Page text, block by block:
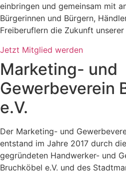
einbringen und gemeinsam mit
Bürgerinnen und Bürgern,
Freiberuflern die Zukunft
Jetzt Mitglied werden
Marketing- und
Gewerbeverein
e.V.
Der Marketing- und
entstand im Jahre 2017 durch
gegründeten Handwerker- und
Bruchköbel e.V. und des